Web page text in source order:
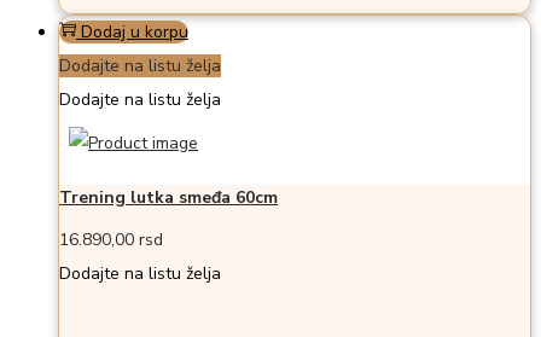
Dodaj u korpu
Dodajte na listu želja
Dodajte na listu želja
Trening lutka smeđa 60cm
16.890,00 rsd
Dodajte na listu želja